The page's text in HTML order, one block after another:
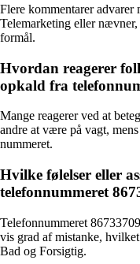
Flere kommentarer
Telemarketing eller nævner,
formål.
Hvordan reagerer
opkald fra
Mange reagerer ved at
andre at være på vagt,
nummeret.
Hvilke følelser eller
telefonnummeret
Telefonnummeret
vis grad af mistanke,
Bad og Forsigtig.